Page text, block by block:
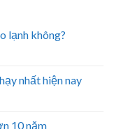
lạnh không?
nhất hiện nay
10 năm